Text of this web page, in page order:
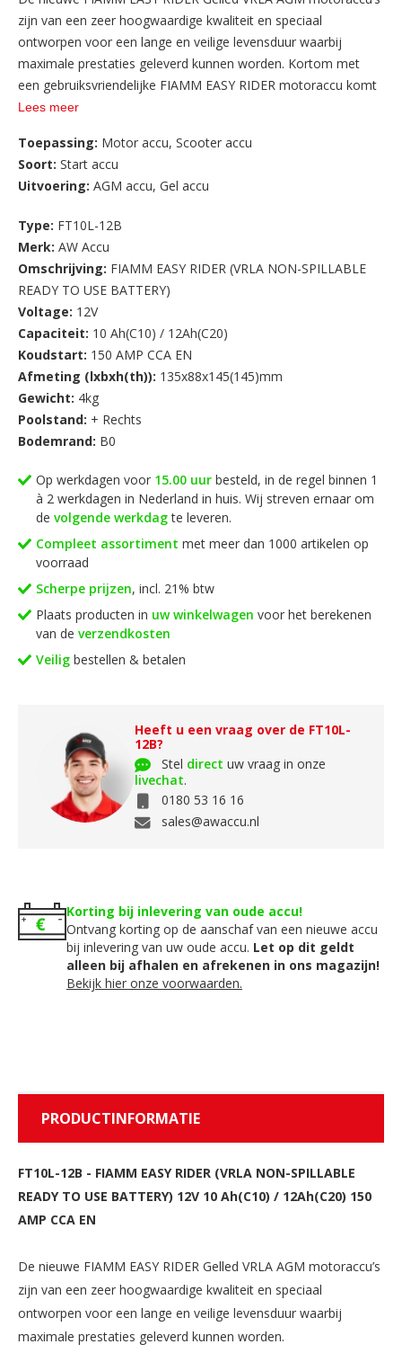
zijn van een zeer hoogwaardige kwaliteit en speciaal
ontworpen voor een lange en veilige levensduur waarbij
maximale prestaties geleverd kunnen worden. Kortom met
een gebruiksvriendelijke FIAMM EASY RIDER motoraccu komt
u tot aanzienlijk betere startprestaties!
Lees meer
Toepassing: Motor accu, Scooter accu
Soort: Start accu
Uitvoering: AGM accu, Gel accu
Type: FT10L-12B
Merk: AW Accu
Omschrijving: FIAMM EASY RIDER (VRLA NON-SPILLABLE
READY TO USE BATTERY)
Voltage: 12V
Capaciteit: 10 Ah(C10) / 12Ah(C20)
Koudstart: 150 AMP CCA EN
Afmeting (lxbxh(th)): 135x88x145(145)mm
Gewicht: 4kg
Poolstand: + Rechts
Bodemrand: B0
Op werkdagen voor 15.00 uur besteld, in de regel binnen 1
à 2 werkdagen in Nederland in huis. Wij streven ernaar om
de volgende werkdagte leveren.
Compleet assortiment met meer dan 1000 artikelen op
voorraad
Scherpe prijzen, incl. 21% btw
Plaats producten in uw winkelwagen voor het berekenen
van de verzendkosten
Veilig bestellen & betalen
Heeft u een vraag over de FT10L-
12B?
Stel direct uw vraag in onze
livechat.
0180 53 16 16
sales@awaccu.nl
Korting bij inlevering van oude accu!
Ontvang korting op de aanschaf van een nieuwe accu
bij inlevering van uw oude accu. Let op dit geldt
alleen bij afhalen en afrekenen in ons magazijn!
Bekijk hier onze voorwaarden.
PRODUCTINFORMATIE
FT10L-12B - FIAMM EASY RIDER (VRLA NON-SPILLABLE
READY TO USE BATTERY) 12V 10 Ah(C10) / 12Ah(C20) 150
AMP CCA EN
De nieuwe FIAMM EASY RIDER Gelled VRLA AGM motoraccu’s
zijn van een zeer hoogwaardige kwaliteit en speciaal
ontworpen voor een lange en veilige levensduur waarbij
maximale prestaties geleverd kunnen worden.